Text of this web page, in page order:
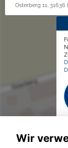
Osterberg 11, 31636
Wir